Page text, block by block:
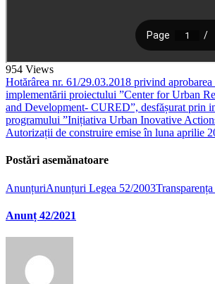
954 Views
Hotărârea nr. 61/29.03.2018 privind aprobarea
implementării proiectului ”Center for Urban
and Development- CURED”, desfășurat prin
programului ”Inițiativa Urban Inovative
Autorizații de construire emise în luna aprilie
Postări asemănatoare
AnunțuriAnunțuri Legea 52/2003
Anunț 42/2021